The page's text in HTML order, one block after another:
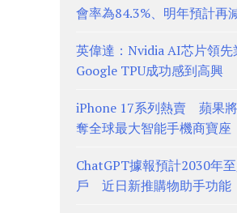
會率為84.3%、明年預計再
英偉達：Nvidia AI芯片領
Google TPU成功感到高興
iPhone 17系列熱賣 蘋果
奪全球最大智能手機商寶座
ChatGPT據報預計2030年
戶 近日新推購物助手功能